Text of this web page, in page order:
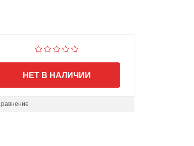
НЕТ В НАЛИЧИИ